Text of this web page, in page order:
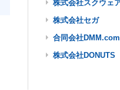
株式会社スクウェ
株式会社セガ
合同会社DMM.com
株式会社DONUTS